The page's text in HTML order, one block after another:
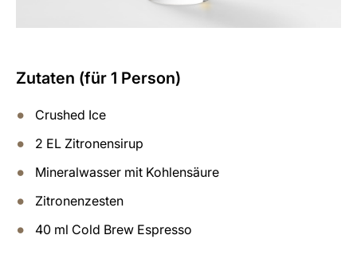
Zutaten (für 1 Person)
Crushed Ice
2 EL Zitronensirup
Mineralwasser mit Kohlensäure
Zitronenzesten
40 ml Cold Brew Espresso